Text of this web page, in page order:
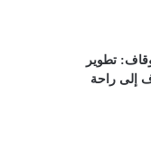
تطوير
إلى راحة